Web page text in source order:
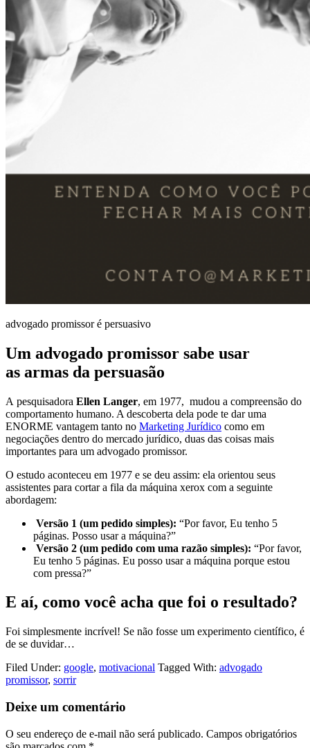
advogado promissor é persuasivo
Um advogado promissor sabe usar
as armas da persuasão
A pesquisadora Ellen Langer, em 1977, mudou a compreensão do
comportamento humano. A descoberta dela pode te dar uma
ENORME vantagem tanto no Marketing Jurídico como em
negociações dentro do mercado jurídico, duas das coisas mais
importantes para um advogado promissor.
O estudo aconteceu em 1977 e se deu assim: ela orientou seus
assistentes para cortar a fila da máquina xerox com a seguinte
abordagem:
Versão 1 (um pedido simples): “Por favor, Eu tenho 5
páginas. Posso usar a máquina?”
Versão 2 (um pedido com uma razão simples): “Por favor,
Eu tenho 5 páginas. Eu posso usar a máquina porque estou
com pressa?”
E aí, como você acha que foi o resultado?
Foi simplesmente incrível! Se não fosse um experimento científico, é
de se duvidar…
Filed Under: google, motivacional Tagged With: advogado
promissor, sorrir
Deixe um comentário
O seu endereço de e-mail não será publicado. Campos obrigatórios